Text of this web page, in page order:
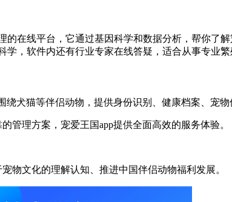
的在线平台，它通过基因科学和数据分析，帮你了
，软件内还有行业专家在线答疑，适合从事专业
猫等伴侣动物，提供身份识别、健康档案、宠物
理方案，宠爱王国app提供全面高效的服务体验。
文化的理解认知、推进中国伴侣动物福利发展。